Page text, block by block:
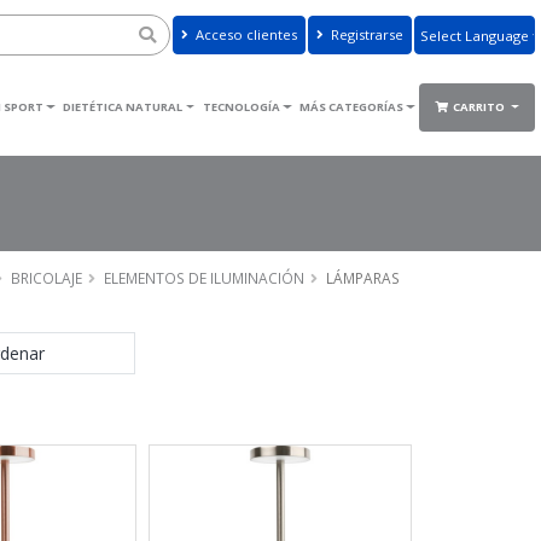
Acceso clientes Registrarse
Translate
DIETÉTICA NATURAL TECNOLOGÍA MÁS CATEGORÍAS CARRITO
BRICOLAJE ELEMENTOS DE ILUMINACIÓN LÁMPARAS